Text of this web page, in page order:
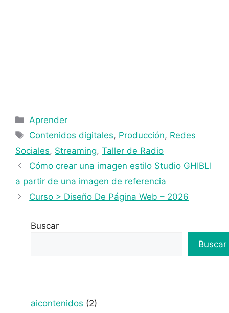
Aprender
Contenidos digitales, Producción, Redes
Sociales, Streaming, Taller de Radio
Cómo crear una imagen estilo Studio GHIBLI
a partir de una imagen de referencia
Curso > Diseño De Página Web – 2026
Buscar
Buscar
aicontenidos (2)